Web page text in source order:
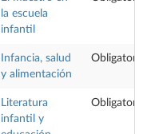
la escuela
infantil
Infancia, salud
y alimentación
Obligatoria
Literatura
infantil y
Obligatoria